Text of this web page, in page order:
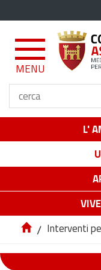
MENU
L'
/ Interventi